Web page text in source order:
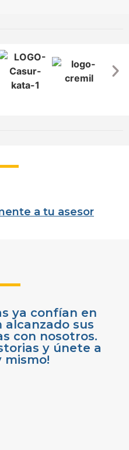
a tu asesor
ya confían en
alcanzado sus
con nosotros.
y únete a
mismo!